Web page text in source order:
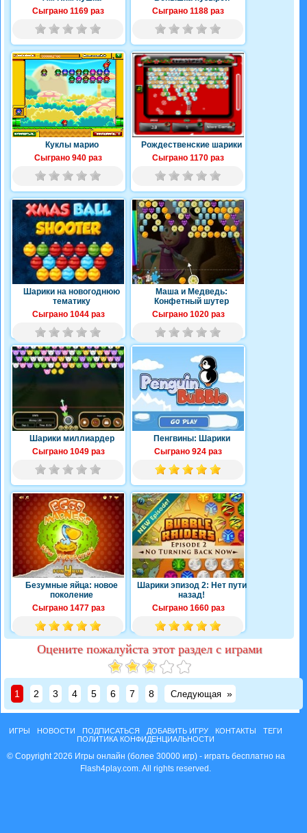
Сыграно 1169 раз
Сыграно 1188 раз
Куклы марио
Сыграно 940 раз
Рождественские шарики
Сыграно 1170 раз
Шарики на новогоднюю
тематику
Сыграно 1044 раз
Маша и Медведь:
Конфетный шутер
Сыграно 1020 раз
Шарики миллиардер
Сыграно 1049 раз
Пенгвины: Шарики
Сыграно 924 раз
Безумные яйца: новое
поколение
Сыграно 1477 раз
Шарики эпизод 2: Нет пути
назад!
Сыграно 1660 раз
Оцените пожалуйста этот раздел с играми
1 2 3 4 5 6 7 8 Следующая »
ИГРЫ НОВОСТИ ПОДПИСАТЬСЯ ДОБАВИТЬ ИГРУ КОНТАКТЫ
ТЕГИ
ПОЛИТИКА КОНФИДЕНЦИАЛЬНОСТИ
© Copyright 2026 Игры онлайн (более 30000 игр) - играть бесплатно на
Flash4play.com. All rights reserved.